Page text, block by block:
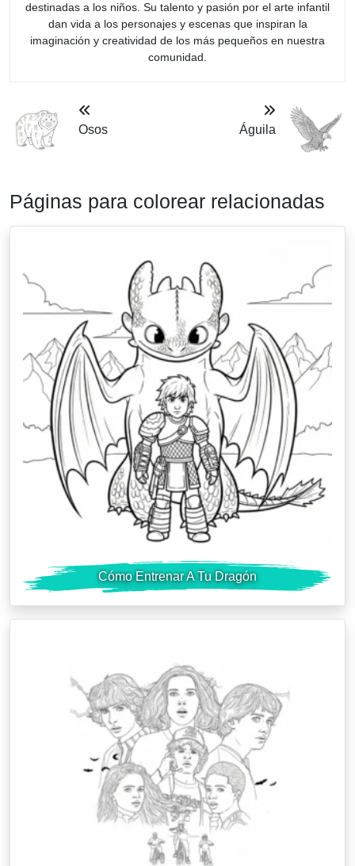
destinadas a los niños. Su talento y pasión por el arte infantil
dan vida a los personajes y escenas que inspiran la
imaginación y creatividad de los más pequeños en nuestra
comunidad.
Osos Águila
Páginas para colorear relacionadas
Cómo Entrenar A Tu Dragón